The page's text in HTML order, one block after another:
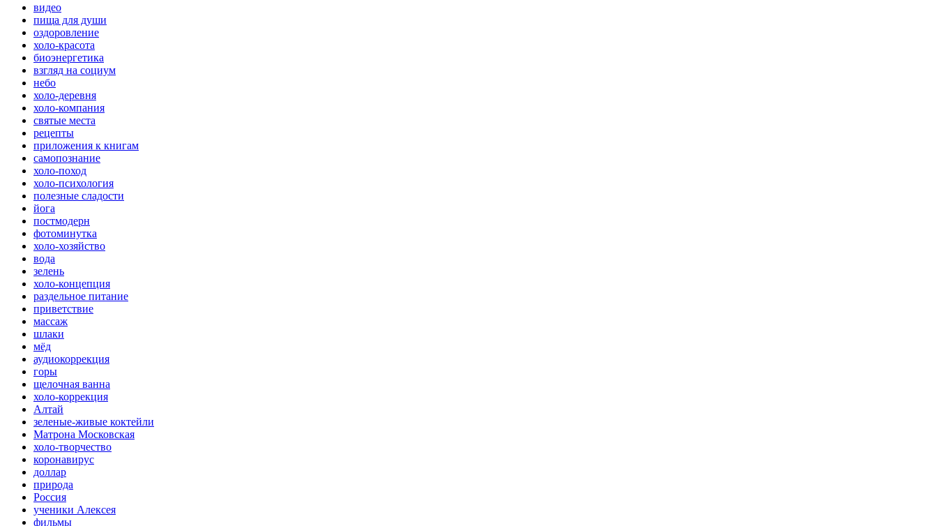
видео
пища для души
оздоровление
холо-красота
биоэнергетика
взгляд на социум
небо
холо-деревня
холо-компания
святые места
рецепты
приложения к книгам
самопознание
холо-поход
холо-психология
полезные сладости
йога
постмодерн
фотоминутка
холо-хозяйство
вода
зелень
холо-концепция
раздельное питание
приветствие
массаж
шлаки
мёд
аудиокоррекция
горы
щелочная ванна
холо-коррекция
Алтай
зеленые-живые коктейли
Матрона Московская
холо-творчество
коронавирус
доллар
природа
Россия
ученики Алексея
фильмы